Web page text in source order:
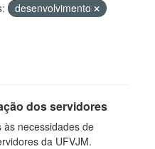
desenvolvimento
dos servidores
necessidades de
da UFVJM.